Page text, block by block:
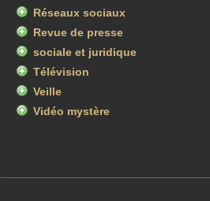
Réseaux sociaux
Revue de presse
sociale et juridique
Télévision
Veille
Vidéo mystère